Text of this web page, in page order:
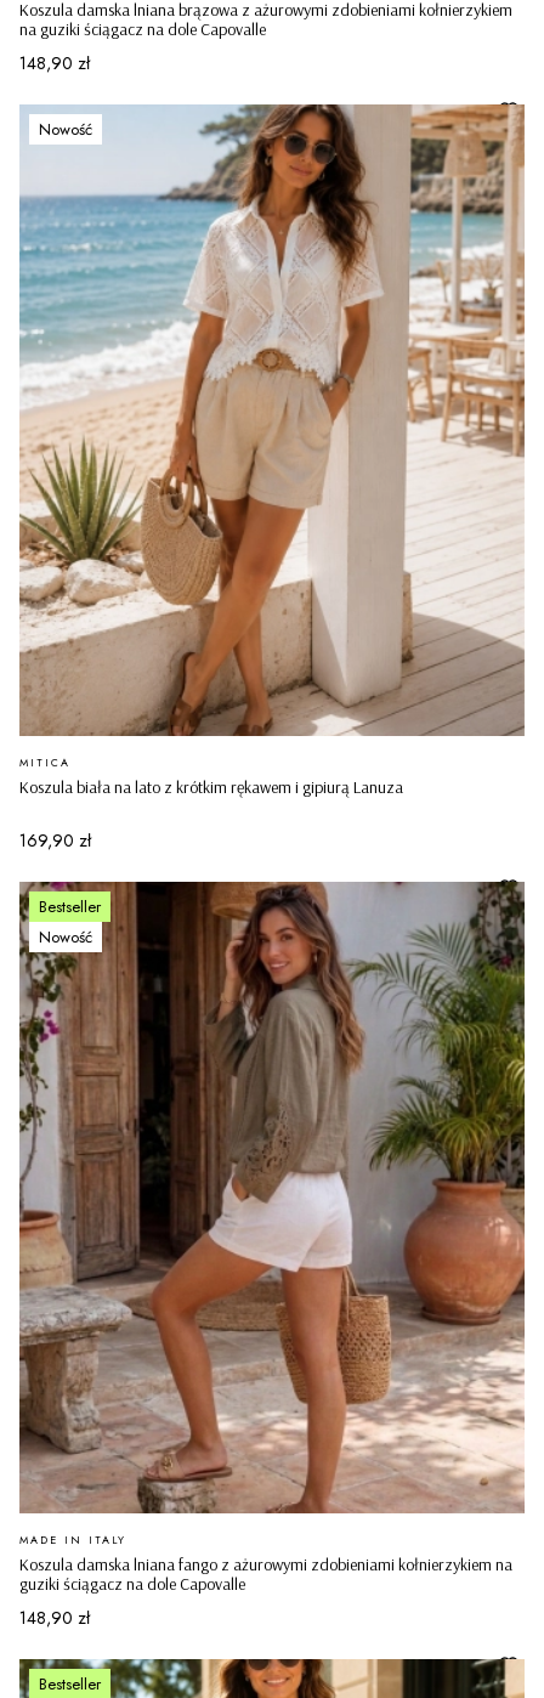
Koszula damska lniana brązowa z ażurowymi zdobieniami kołnierzykiem
na guziki ściągacz na dole Capovalle
Cena
148,90 zł
Nowość
Koszula biała na lato z krótkim rękawem i gipiurą Lanuza
PRODUCENT
MITICA
Cena
169,90 zł
Bestseller
Nowość
Koszula damska lniana fango z ażurowymi zdobieniami kołnierzykiem na
guziki ściągacz na dole Capovalle
PRODUCENT
MADE IN ITALY
Cena
148,90 zł
Bestseller